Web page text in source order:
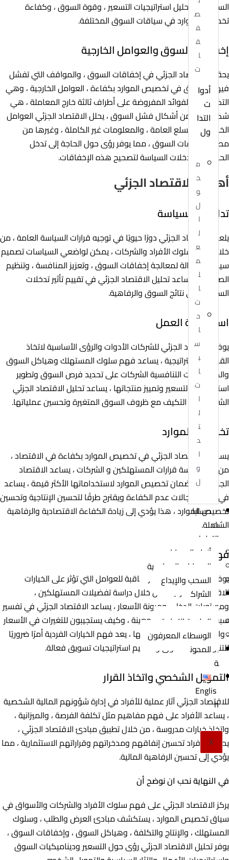
ص
ف
ق
ا
ت
أدوا
ت
التدا
ول
م
ح
و
ل
ا
ل
ع
م
ل
ا
ت
ح
ا
س
ب
ا
ت
ا
ل
ت
د
ا
و
ل
حسابا
ت
التداول
أنواع الحسابات
الحسابات الإسلامية
السحب والإيداع
الشراك
ة
العلامة التجارية
الوسطاء المعرفون
المدون
ة
Englis
h
X
السوق في تحليل استراتيجيات التسعير ، وقوة السوق ، وكفاءة
تخصيص الموارد في سياقات السوق المختلفة.
إخفاقات السوق والعوامل الخارجية
يحقق الاقتصاد الجزئي في إخفاقات السوق ، والمواقف التي تفشل
فيها الأسواق في تخصيص الموارد بكفاءة ، العوامل الخارجية ، وهي
التكاليف أو الفوائد المفروضة على أطراف ثالثة خارج المعاملة ، هي
شكل شائع من أشكال فشل السوق ، يحلل الاقتصاد الجزئي العوامل
الخارجية ، والسلع العامة ، والمعلومات غير الكاملة ، وغيرها من
مصادر إخفاقات السوق ، مما يوفر رؤى حول الحاجة إلى تدخل
الحكومة وتدخلات السياسة لتصحيح هذه الإخفاقات.
أهمية الاقتصاد الجزئي
تداعيات السياسة
يلعب الاقتصاد الجزئي دورًا حيويًا في توجيه قرارات السياسة العامة ، من
خلال فهم سلوك الأفراد والشركات ، يمكن لواضعي السياسات تصميم
سياسات فعالة لمعالجة إخفاقات السوق ، وتعزيز المنافسة ، وتنظيم
الصناعات ، يساعد تحليل الاقتصاد الجزئي في تقييم تأثير تدخلات
السياسة على نتائج السوق والرفاهية.
استراتيجية العمل
يوفر الاقتصاد الجزئي للشركات الأدوات والرؤى الأساسية لاتخاذ
القرارات الاستراتيجية ، يساعد فهم سلوك المستهلك وهياكل السوق
والديناميكيات التنافسية الشركات على تحديد فرص السوق وتطوير
استراتيجيات التسعير وتمييز منتجاتها ، يساعد تحليل الاقتصاد الجزئي
الشركات في التكيف مع ظروف السوق المتغيرة وتحسين عملياتها.
تخصيص الموارد
يساهم الاقتصاد الجزئي في تخصيص الموارد بكفاءة في الاقتصاد ،
من خلال دراسة قرارات المستهلكين و الشركات ، يساعد الاقتصاد
الجزئي على ضمان تخصيص الموارد لاستخداماتها الأكثر قيمة ، يساعد
في تحديد مجالات عدم الكفاءة ويقترح طرقًا لتحسين الإنتاجية وتحسين
تخصيص الموارد ، هذا يؤدي إلى زيادة الكفاءة الاقتصادية والرفاهية
الشاملة.
فهم الخيارات الفردية
يوفر الاقتصاد الجزئي نظرة ثاقبة للعوامل التي تؤثر على الخيارات
الاقتصادية الفردية ، من خلال دراسة تفضيلات المستهلكين ،
ومستويات الدخل ، ومرونة الأسعار ، يساعد الاقتصاد الجزئي في تفسير
سبب شراء الأفراد لسلع معينة ، وكيف يستجيبون للتغيرات في الأسعار
، والمفاضلات التي يواجهونها ، يعد فهم الخيارات الفردية أمرًا ضروريًا
للتنبؤ بسلوك السوق وتصميم استراتيجيات تسويق فعالة.
التمويل الشخصي واتخاذ القرار
للاقتصاد الجزئي آثار عملية للأفراد في إدارة شؤونهم المالية الشخصية
، يساعد الأفراد على فهم مفاهيم مثل تكلفة الفرصة ، والميزانية ،
واتخاذ خيارات مدروسة ، من خلال تطبيق مبادئ الاقتصاد الجزئي ،
يمكن للأفراد تحسين إنفاقهم ومدخراتهم وقراراتهم الاستثمارية ، مما
يؤدي إلى تحسين الرفاهية المالية.
في النهاية نحب ان نوضح أن
يركز الاقتصاد الجزئي على فهم سلوك الأفراد والشركات والأسواق في
سياق تخصيص الموارد ، يستكشف مبادئ العرض والطلب ، وسلوك
المستهلك ، والإنتاج والتكلفة ، وهياكل السوق ، وإخفاقات السوق ،
يوفر تحليل الاقتصاد الجزئي رؤى حول التسعير وديناميكيات السوق